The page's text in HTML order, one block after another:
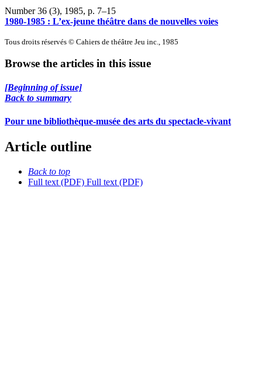
Number 36 (3), 1985, p. 7–15
1980-1985 : L’ex-jeune théâtre dans de nouvelles voies
Tous droits réservés © Cahiers de théâtre Jeu inc., 1985
Browse the articles in this issue
[Beginning of issue]
Back to summary
Pour une bibliothèque-musée des arts du spectacle-vivant
Article outline
Back to top
Full text (PDF) Full text (PDF)